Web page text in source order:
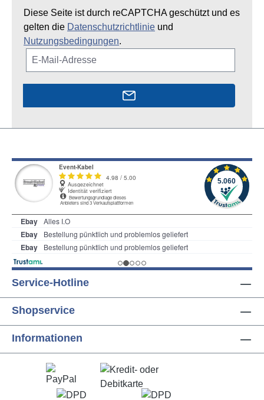
Diese Seite ist durch reCAPTCHA geschützt und es
gelten die Datenschutzrichtlinie und
Nutzungsbedingungen.
Service-Hotline
Shopservice
Informationen